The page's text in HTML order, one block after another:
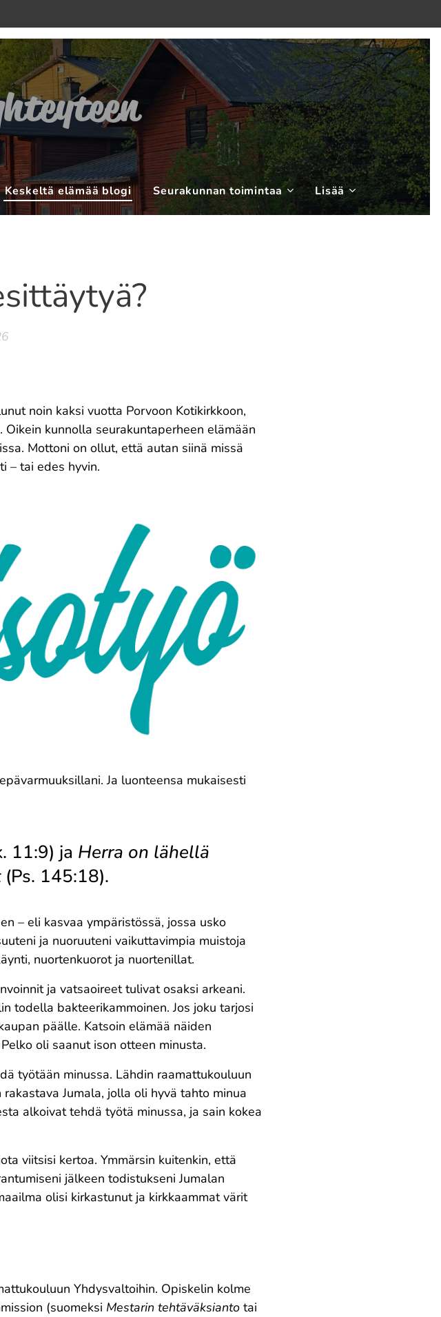
Keskeltä elämää blogi Seurakunnan toimintaa Lisää
noin kaksi vuotta Porvoon Kotikirkkoon,
kunnolla seurakuntaperheen elämään
Mottoni on ollut, että autan siinä missä
– tai edes hyvin.
Ja luonteensa mukaisesti
11:9) ja Herra on lähellä
(Ps. 145:18).
– eli kasvaa ympäristössä, jossa usko
ja nuoruuteni vaikuttavimpia muistoja
nuortenkuorot ja nuortenillat.
ja vatsaoireet tulivat osaksi arkeani.
todella bakteerikammoinen. Jos joku tarjosi
päälle. Katsoin elämää näiden
oli saanut ison otteen minusta.
työtään minussa. Lähdin raamattukouluun
Jumala, jolla oli hyvä tahto minua
alkoivat tehdä työtä minussa, ja sain kokea
viitsisi kertoa. Ymmärsin kuitenkin, että
jälkeen todistukseni Jumalan
olisi kirkastunut ja kirkkaammat värit
Yhdysvaltoihin. Opiskelin kolme
(suomeksi Mestarin tehtäväksianto tai